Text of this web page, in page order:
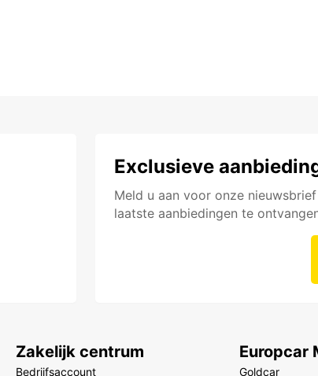
Exclusieve
Meld u aan voor onze
laatste aanbiedingen te
Zakelijk centrum
Bedrijfsaccount
Europcar
Goldcar